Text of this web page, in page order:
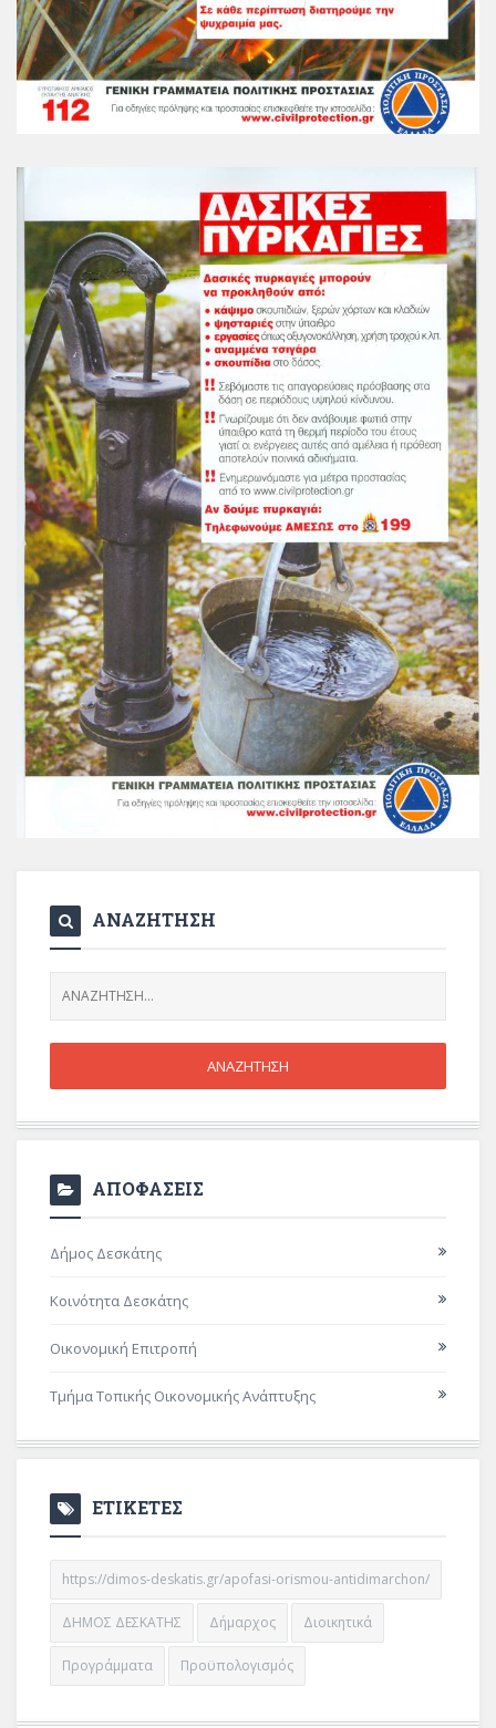
ΑΝΑΖΗΤΗΣΗ
ΑΠΟΦΑΣΕΙΣ
Δήμος Δεσκάτης
Κοινότητα Δεσκάτης
Οικονομική Επιτροπή
Τμήμα Τοπικής Οικονομικής Ανάπτυξης
ΕΤΙΚΕΤΕΣ
https://dimos-deskatis.gr/apofasi-orismou-antidimarchon/
ΔΗΜΟΣ ΔΕΣΚΑΤΗΣ Δήμαρχος Διοικητικά
Προγράμματα Προϋπολογισμός